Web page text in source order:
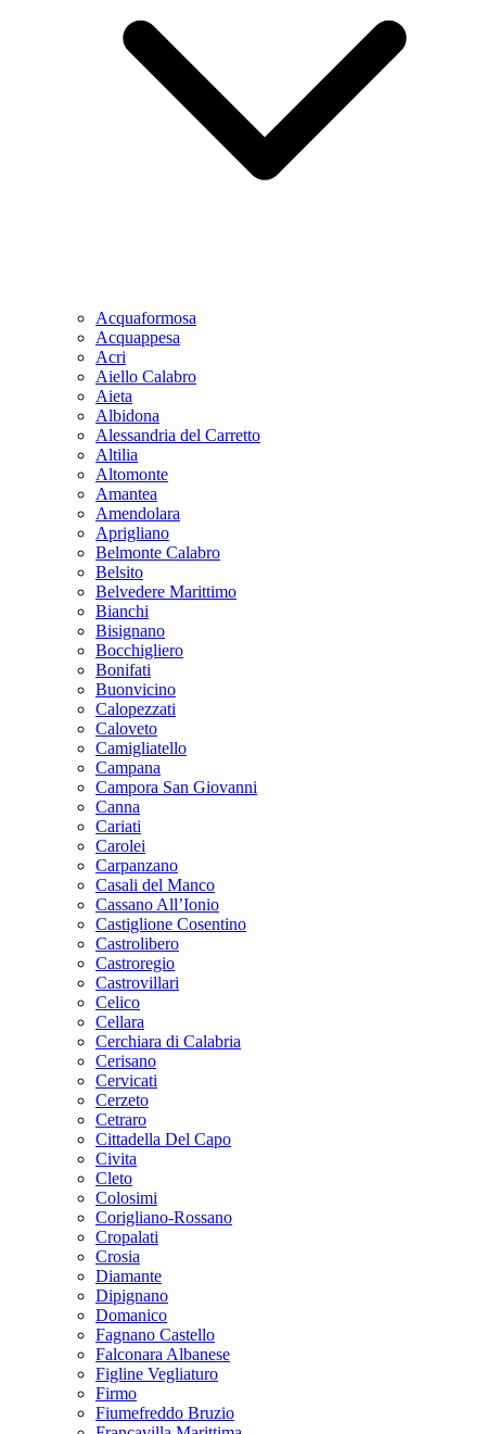
Acquaformosa
Acquappesa
Acri
Aiello Calabro
Aieta
Albidona
Alessandria del Carretto
Altilia
Altomonte
Amantea
Amendolara
Aprigliano
Belmonte Calabro
Belsito
Belvedere Marittimo
Bianchi
Bisignano
Bocchigliero
Bonifati
Buonvicino
Calopezzati
Caloveto
Camigliatello
Campana
Campora San Giovanni
Canna
Cariati
Carolei
Carpanzano
Casali del Manco
Cassano All’Ionio
Castiglione Cosentino
Castrolibero
Castroregio
Castrovillari
Celico
Cellara
Cerchiara di Calabria
Cerisano
Cervicati
Cerzeto
Cetraro
Cittadella Del Capo
Civita
Cleto
Colosimi
Corigliano-Rossano
Cropalati
Crosia
Diamante
Dipignano
Domanico
Fagnano Castello
Falconara Albanese
Figline Vegliaturo
Firmo
Fiumefreddo Bruzio